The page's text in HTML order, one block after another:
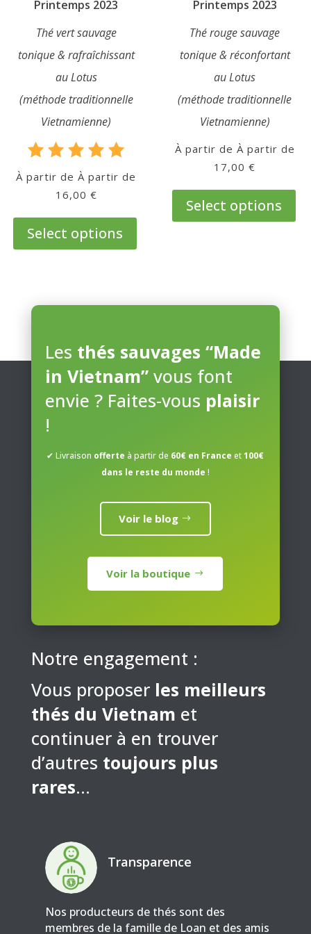
Printemps 2023
Thé vert sauvage
tonique & rafraîchissant
au Lotus
(méthode traditionnelle
Vietnamienne)
Rated
5.00
out of 5
À partir de
16,00 €
Select options
has
The
be
chosen
the
Printemps 2023
Thé rouge sauvage
tonique & réconfortant
au Lotus
(méthode traditionnelle
Vietnamienne)
À partir de
17,00€
Select options
has
on
Les thés sauvages “Made
in Vietnam”vous font
envie ? Faites-vous plaisir
!
✔ Livraison offerte à partir de 60€ en France et100€
dans le reste du monde !
Voir le blog
Voir la boutique
Notre engagement :
Vous proposer les meilleurs
thés du Vietnam et
continuer à en trouver
d’autres toujours plus
rares…
Transparence
Nos producteurs de thés sont des
membres de la famille de Loan et des amis